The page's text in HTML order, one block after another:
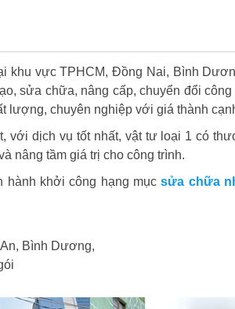
khu vực TPHCM, Đồng Nai, Bình
sửa chữa, nâng cấp, chuyển đổi
lượng, chuyên nghiệp với giá thành
với dịch vụ tốt nhất, vật tư loại 1 có
nâng tầm giá trị cho công trình.
hành khởi công hạng mụcsửa chữa
Bình Dương,